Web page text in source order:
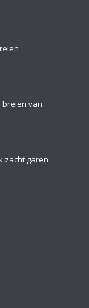
van
zacht garen